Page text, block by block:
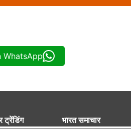
WhatsApp
ट्रेंडिंग भारत समाचार